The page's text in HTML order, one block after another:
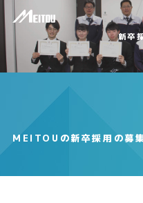
新卒
MEITOUの新卒採用の募